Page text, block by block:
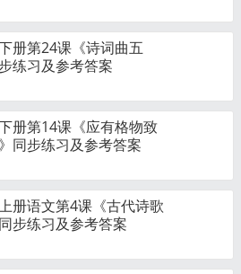
册第24课《诗词曲五
练习及参考答案
册第14课《应有格物致
同步练习及参考答案
册语文第4课《古代诗歌
步练习及参考答案